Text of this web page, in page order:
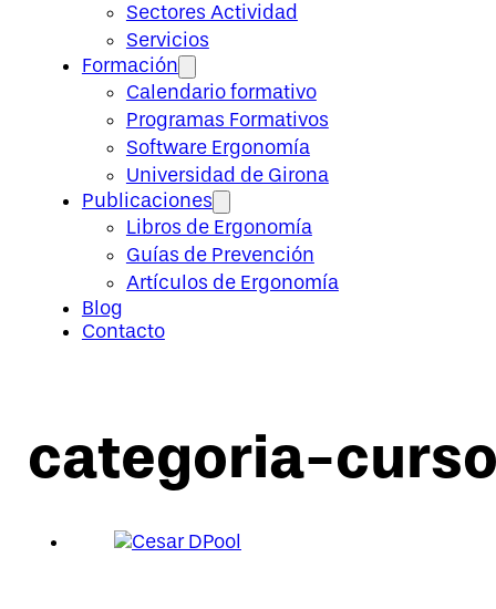
Sectores Actividad
Servicios
Formación
Calendario formativo
Programas Formativos
Software Ergonomía
Universidad de Girona
Publicaciones
Libros de Ergonomía
Guías de Prevención
Artículos de Ergonomía
Blog
Contacto
categoria-